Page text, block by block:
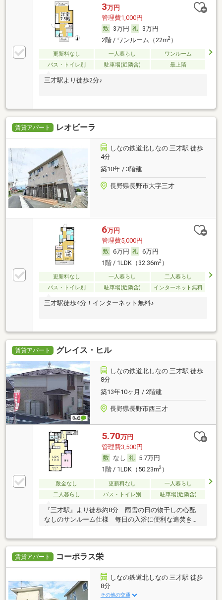
3万円
管理費1,000円
3万円
3万円
2階 / ワンルーム（22m2）
更新料なし 一人暮らし
ワンルーム
バス・トイレ別
駐車場(近隣含) 最上階
三才駅より徒歩2分♪
賃貸アパート レオビーラ
しなの鉄道北しなの 三才駅 徒歩
4分
築10年 / 3階建
長野県長野市大字三才
6万円
管理費5,000円
6万円
6万円
1階 / 1LDK（32.36m2）
更新料なし 一人暮らし
二人暮らし
バス・トイレ別
駐車場(近隣含) インターネット無料
三才駅徒歩4分！インターネット無料♪
賃貸アパート グレイス・ヒル
しなの鉄道北しなの 三才駅 徒歩
8分
築13年10ヶ月 / 2階建
長野県長野市西三才
5.70万円
管理費3,500円
なし
5.7万円
1階 / 1LDK（50.23m2）
敷金なし 更新料なし
一人暮らし
二人暮らし
バス・トイレ別 駐車場(近隣含)
『三才駅』より徒歩約8分 雨雪の日の物干しの心配
なしのサンルーム仕様 毎日の入浴に便利な追焚き機
能♪
賃貸アパート コーポラス栄
しなの鉄道北しなの 三才駅 徒歩
8分
その他の交通